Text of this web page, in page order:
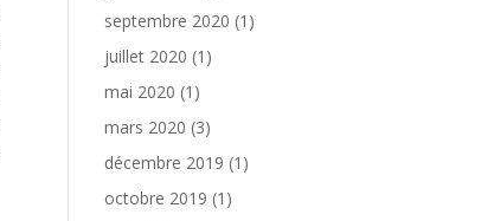
septembre 2020 (1)
juillet 2020 (1)
mai 2020 (1)
mars 2020 (3)
décembre 2019 (1)
octobre 2019 (1)